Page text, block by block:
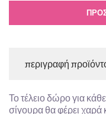
περιγραφή
Το τέλειο δώρο για
σίγουρα θα φέρει χαρά